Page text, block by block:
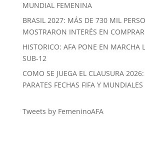
MUNDIAL FEMENINA
BRASIL 2027: MÁS DE 730 MIL
MOSTRARON INTERÉS EN
HISTORICO: AFA PONE EN MARCHA
SUB-12
COMO SE JUEGA EL CLAUSURA
PARATES FECHAS FIFA Y MUNDIALES
Tweets by FemeninoAFA